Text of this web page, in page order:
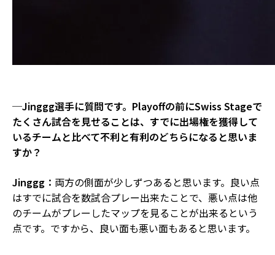
─Jinggg選手に質問です。Playoffの前にSwiss Stageで
たくさん試合を見せることは、すでに出場権を獲得して
いるチームと比べて不利と有利のどちらになると思いま
すか？
Jinggg： 両方の側面が少しずつあると思います。良い点
はすでに試合を数試合プレー出来たことで、悪い点は他
のチームがプレーしたマップを見ることが出来るという
点です。ですから、良い面も悪い面もあると思います。